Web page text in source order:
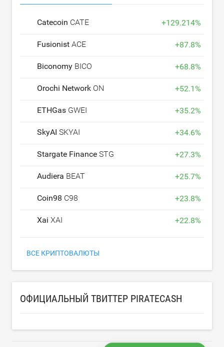
Catecoin CATE +129.214%
Fusionist ACE +87.8%
Biconomy BICO +68.8%
Orochi Network ON +52.1%
ETHGas GWEI +35.2%
SkyAI SKYAI +34.6%
Stargate Finance STG +27.3%
Audiera BEAT +25.7%
Coin98 C98 +23.8%
Xai XAI +22.8%
ВСЕ КРИПТОВАЛЮТЫ
ОФИЦИАЛЬНЫЙ ТВИТТЕР PIRATECASH